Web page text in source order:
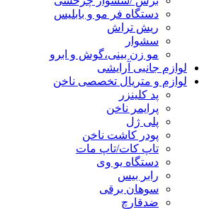
دستگاه فر مو و بابلیس
ریش تراش
سشوار
مو زن بینی،گوش و ابرو
لوازم جانبی آرایشی
لوازم و متریال تخصصی ناخن
پد کلینزر
پرایمر ناخن
پلی ژل
پودر کاشت ناخن
تاپ کات/تاپ مات
دستگاه یو وی
رابر بیس
سوهان برقی
ضدقارچ